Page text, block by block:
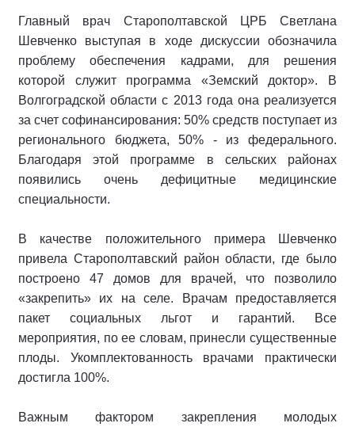
Главный врач Старополтавской ЦРБ Светлана
Шевченко выступая в ходе дискуссии обозначила
проблему обеспечения кадрами, для решения
которой служит программа «Земский доктор». В
Волгоградской области с 2013 года она реализуется
за счет софинансирования: 50% средств поступает из
регионального бюджета, 50% - из федерального.
Благодаря этой программе в сельских районах
появились очень дефицитные медицинские
специальности.
В качестве положительного примера Шевченко
привела Старополтавский район области, где было
построено 47 домов для врачей, что позволило
«закрепить» их на селе. Врачам предоставляется
пакет социальных льгот и гарантий. Все
мероприятия, по ее словам, принесли существенные
плоды. Укомплектованность врачами практически
достигла 100%.
Важным фактором закрепления молодых